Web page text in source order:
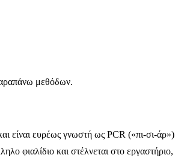
μεθόδων.
είναι ευρέως γνωστή ως PCR («πι-σι-άρ»)
φιαλίδιο και στέλνεται στο εργαστήριο,